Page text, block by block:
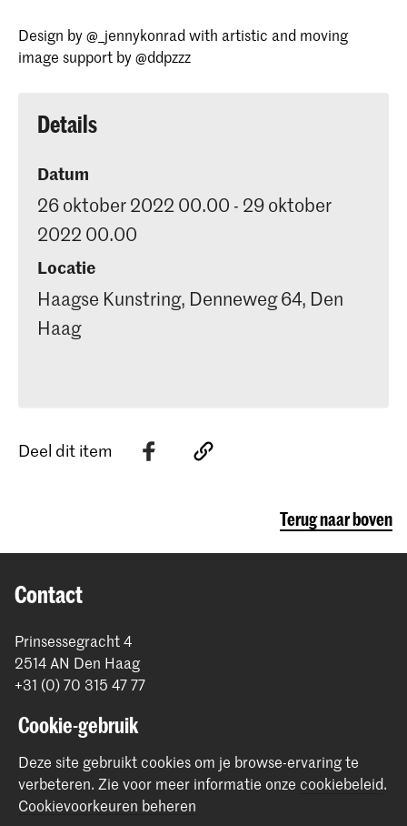
Design by @_jennykonrad with artistic and moving
image support by @ddpzzz
Details
Datum
26 oktober 2022 00.00 - 29 oktober
2022 00.00
Locatie
Haagse Kunstring, Denneweg 64, Den
Haag
Deel dit item
Terug naar boven
Contact
Prinsessegracht 4
2514 AN Den Haag
+31 (0) 70 315 47 77
Graduation Show 2026
Start je aanmelding hier
Werken bij de KABK
Cookie-gebruik
Deze site gebruikt cookies om je browse-ervaring te
verbeteren. Zie voor meer informatie onze cookiebeleid.
Cookievoorkeuren beheren